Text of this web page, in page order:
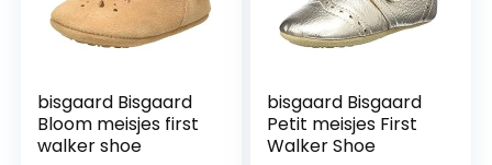
bisgaard Bisgaard
Bloom meisjes first
walker shoe
bisgaard Bisgaard
Petit meisjes First
Walker Shoe